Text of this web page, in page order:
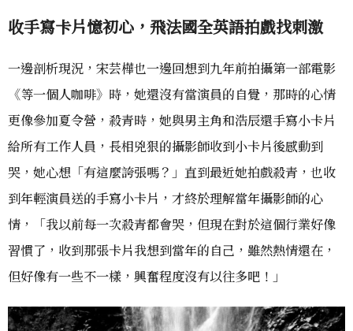
收手寫卡片憶初心，飛法國全英語拍戲找刺激
一邊剖析現況，宋芸樺也一邊回想到九年前拍攝第一部電影
《等一個人咖啡》時，她還沒有當演員的自覺，那時的心情
更像參加夏令營，殺青時，她與男主角和浩辰還手寫小卡片
給所有工作人員，長相兇狠的攝影師收到小卡片後感動到
哭，她心想「有這麼誇張嗎？」直到最近她拍戲殺青，也收
到年輕演員送的手寫小卡片，才終於理解當年攝影師的心
情，「我以前每一次殺青都會哭，但現在對於這個行業好像
習慣了，收到那張卡片我想到當年的自己，雖然熱情還在，
但好像有一些不一樣，興奮程度沒有以往多吧！」